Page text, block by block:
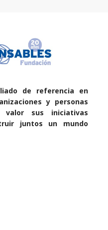
de referencia en
y personas
sus iniciativas
juntos un mundo